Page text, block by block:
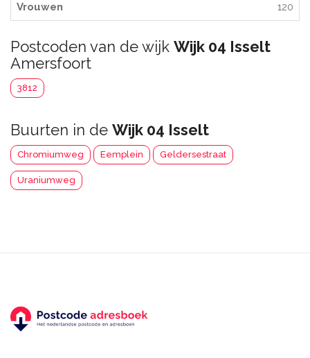
Vrouwen 120
Postcoden van de wijk Wijk 04 Isselt
Amersfoort
3812
Buurten in de Wijk 04 Isselt
Chromiumweg Eemplein Geldersestraat
Uraniumweg